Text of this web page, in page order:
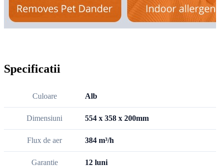
Specificatii
Culoare Alb
Dimensiuni 554 x 358 x 200mm
Flux de aer 384 m³/h
Garantie 12 luni